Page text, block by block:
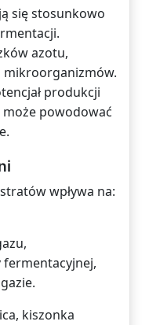
się stosunkowo
azotu,
produkcji
powodować
wpływa na:
kiszonka